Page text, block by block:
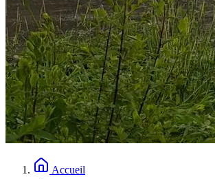
Accueil